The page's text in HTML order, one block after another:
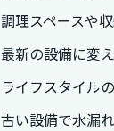
調理スペースや
最新の設備に変
ライフスタイル
古い設備で水漏